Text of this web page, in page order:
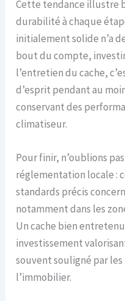
Cette tendance illustre
durabilité à chaque
initialement solide n’a
bout du compte,
l’entretien du cache,
d’esprit pendant au
conservant des
climatiseur.
Pour finir, n’oublions
réglementation locale :
standards précis
notamment dans les
Un cache bien
investissement
souvent souligné par
l’immobilier.